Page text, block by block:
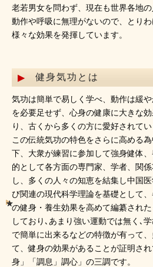
老若男女を問わず、現在も世界各地の
動作や呼吸に無理がないので、とり
様々な効果を発揮しています。
健身気功とは
気功は簡単で易しく学べ、動作は緩
を必要足せず、心身の健康に大きな
り、古くから多くの方に愛好されてい
この伝統気功の特色をさらに高める
下、大衆が練習に参加して強身健体
的として各方面の専門家、学者、関
し、多くの人々の知恵を結集し中国
び関連の現代科学理論を基礎として
の健身・養生効果を高めて編纂され
しており､あまり強い運動では無く､
で簡単に出来るなどの特徴が有って
て、健身の効果があることが証明さ
身」「調息」調心」の三調です。